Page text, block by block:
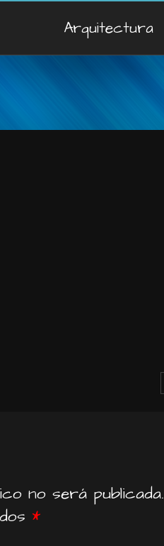
Arquitectura
no será publicada.
*